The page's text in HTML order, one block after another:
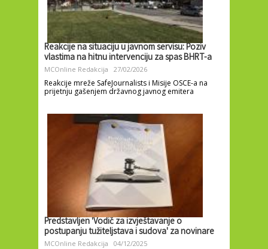
Reakcije na situaciju u javnom servisu: Poziv
vlastima na hitnu intervenciju za spas BHRT-a
MCOnline Redakcija 27/02/2026
Reakcije mreže SafeJournalists i Misije OSCE-a na
prijetnju gašenjem državnog javnog emitera
Predstavljen 'Vodič za izvještavanje o
postupanju tužiteljstava i sudova' za novinare
MCOnline Redakcija 04/12/2025